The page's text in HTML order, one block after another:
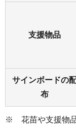
支援物品
サインボードの
布
※ 花苗や支援物品